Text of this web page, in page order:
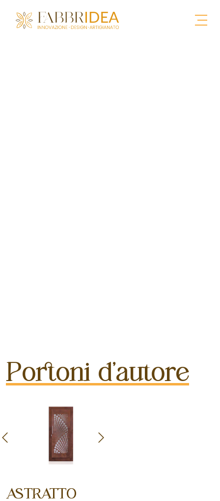
Portoni d'autore
ASTRATTO